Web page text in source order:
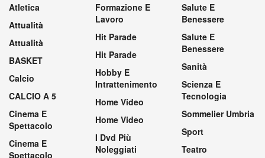
Atletica
Attualità
Attualità
BASKET
Calcio
CALCIO A 5
Cinema E
Spettacolo
Cinema E
Spettacolo
Formazione E
Lavoro
Hit Parade
Hit Parade
Hobby E
Intrattenimento
Home Video
Home Video
I Dvd Più
Noleggiati
Salute E
Benessere
Salute E
Benessere
Sanità
Scienza E
Tecnologia
Sommelier Umbria
Sport
Teatro